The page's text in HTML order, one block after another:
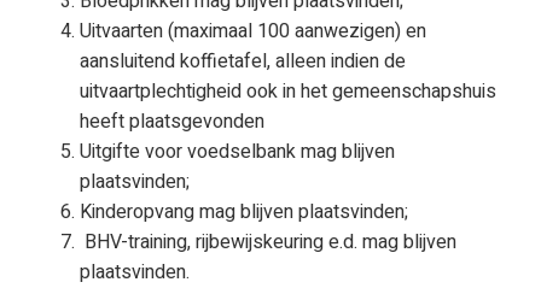
Uitvaarten (maximaal 100 aanwezigen) en
aansluitend koffietafel, alleen indien de
uitvaartplechtigheid ook in het gemeenschapshuis
heeft plaatsgevonden
Uitgifte voor voedselbank mag blijven
plaatsvinden;
Kinderopvang mag blijven plaatsvinden;
BHV-training, rijbewijskeuring e.d. mag blijven
plaatsvinden.